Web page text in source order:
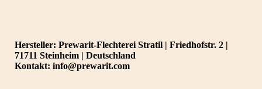
Hersteller: Prewarit-Flechterei Stratil | Friedhofstr. 2 |
71711 Steinheim | Deutschland
Kontakt: info@prewarit.com